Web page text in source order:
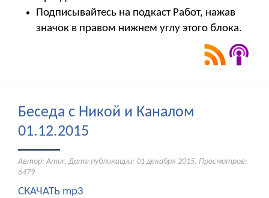
Подписывайтесь на подкаст Работ, нажав
значок в правом нижнем углу этого блока.
Беседа с Никой и Каналом
01.12.2015
Автор: Amur. Дата публикации: 01 декабря 2015. Просмотров:
6479
СКАЧАТЬ mp3